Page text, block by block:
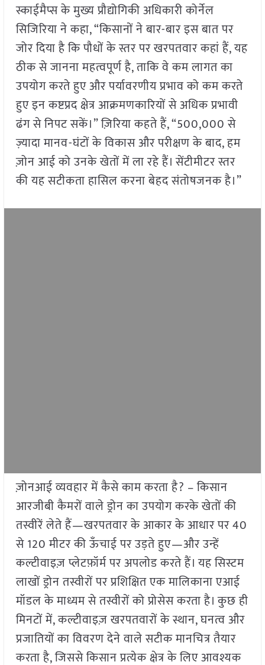
स्काईमैप्स के मुख्य प्रौद्योगिकी अधिकारी कोर्नेल
सिजिरिया ने कहा, “किसानों ने बार-बार इस बात पर
जोर दिया है कि पौधों के स्तर पर खरपतवार कहां हैं, यह
ठीक से जानना महत्वपूर्ण है, ताकि वे कम लागत का
उपयोग करते हुए और पर्यावरणीय प्रभाव को कम करते
हुए इन कष्टप्रद क्षेत्र आक्रमणकारियों से अधिक प्रभावी
ढंग से निपट सकें।” ज़िरिया कहते हैं, “500,000 से
ज़्यादा मानव-घंटों के विकास और परीक्षण के बाद, हम
ज़ोन आई को उनके खेतों में ला रहे हैं। सेंटीमीटर स्तर
की यह सटीकता हासिल करना बेहद संतोषजनक है।”
ज़ोनआई व्यवहार में कैसे काम करता है? – किसान
आरजीबी कैमरों वाले ड्रोन का उपयोग करके खेतों की
तस्वीरें लेते हैं—खरपतवार के आकार के आधार पर 40
से 120 मीटर की ऊँचाई पर उड़ते हुए—और उन्हें
कल्टीवाइज़ प्लेटफ़ॉर्म पर अपलोड करते हैं। यह सिस्टम
लाखों ड्रोन तस्वीरों पर प्रशिक्षित एक मालिकाना एआई
मॉडल के माध्यम से तस्वीरों को प्रोसेस करता है। कुछ ही
मिनटों में, कल्टीवाइज़ खरपतवारों के स्थान, घनत्व और
प्रजातियों का विवरण देने वाले सटीक मानचित्र तैयार
करता है, जिससे किसान प्रत्येक क्षेत्र के लिए आवश्यक